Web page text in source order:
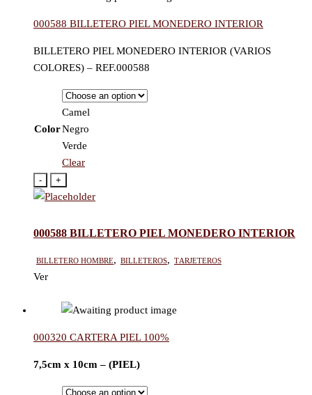
000588 BILLETERO PIEL MONEDERO INTERIOR
BILLETERO PIEL MONEDERO INTERIOR (VARIOS
COLORES) – REF.000588
Color
Camel
Negro
Verde
Clear
- +
000588 BILLETERO PIEL MONEDERO INTERIOR
Billetero hombre, Billeteros, Tarjeteros
Ver
000320 CARTERA PIEL 100%
7,5cm x 10cm – (PIEL)